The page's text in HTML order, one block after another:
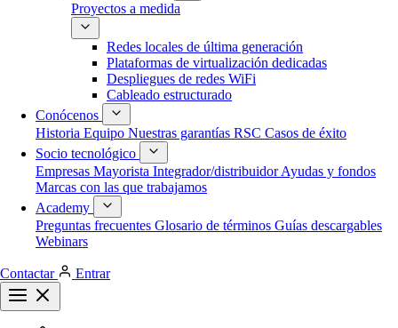
Proyectos a medida
Redes locales de última generación
Plataformas de virtualización dedicadas
Despliegues de redes WiFi
Cableado estructurado
Conócenos
Historia Equipo Nuestras garantías RSC Casos de éxito
Socio tecnológico
Empresas Mayorista Integrador/distribuidorAyudas y fondos
Marcas con las que trabajamos
Academy
Preguntas frecuentes Glosario de términos Guías descargables
Webinars
Contactar Entrar